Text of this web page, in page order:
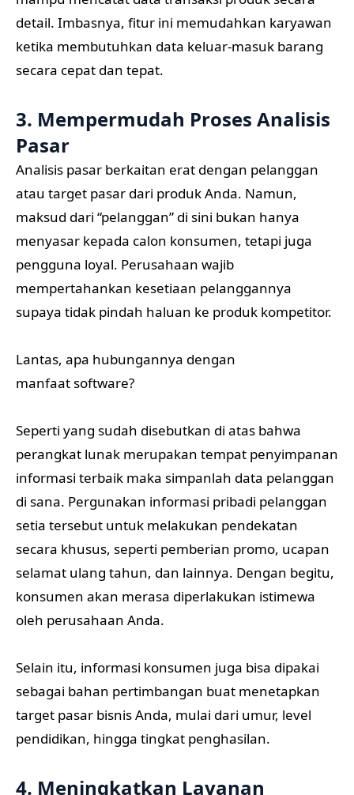
detail. Imbasnya, fitur ini memudahkan karyawan
ketika membutuhkan data keluar-masuk barang
secara cepat dan tepat.
3. Mempermudah Proses Analisis
Pasar
Analisis pasar berkaitan erat dengan pelanggan
atau target pasar dari produk Anda. Namun,
maksud dari “pelanggan” di sini bukan hanya
menyasar kepada calon konsumen, tetapi juga
pengguna loyal. Perusahaan wajib
mempertahankan kesetiaan pelanggannya
supaya tidak pindah haluan ke produk kompetitor.
Lantas, apa hubungannya dengan
manfaat software?
Seperti yang sudah disebutkan di atas bahwa
perangkat lunak merupakan tempat penyimpanan
informasi terbaik maka simpanlah data pelanggan
di sana. Pergunakan informasi pribadi pelanggan
setia tersebut untuk melakukan pendekatan
secara khusus, seperti pemberian promo, ucapan
selamat ulang tahun, dan lainnya. Dengan begitu,
konsumen akan merasa diperlakukan istimewa
oleh perusahaan Anda.
Selain itu, informasi konsumen juga bisa dipakai
sebagai bahan pertimbangan buat menetapkan
target pasar bisnis Anda, mulai dari umur, level
pendidikan, hingga tingkat penghasilan.
4. Meningkatkan Layanan